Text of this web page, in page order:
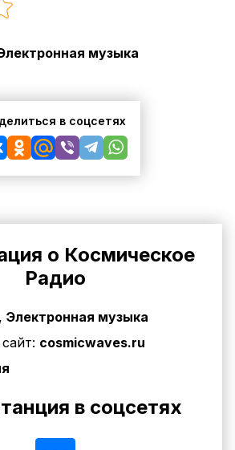
музыка
в соцсетях
о Космическое
Радио
, Электронная музыка
cosmicwaves.ru
в соцсетях